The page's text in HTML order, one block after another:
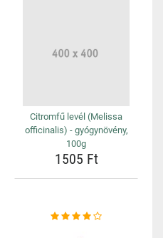
Citromfű levél (Melissa
officinalis) - gyógynövény,
100g
1505 Ft